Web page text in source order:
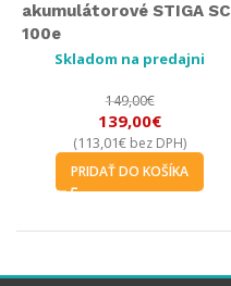
akumulátorové STIGA SC
100e
Skladom na predajni
149,00€
139,00€
(113,01€ bez DPH)
PRIDAŤ DO KOŠÍKA